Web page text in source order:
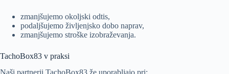
zmanjšujemo okoljski odtis,
podaljšujemo življenjsko dobo naprav,
zmanjšujemo stroške izobraževanja.
TachoBox83 v praksi